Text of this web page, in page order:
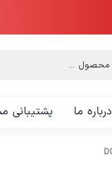
درباره ما پشتیبانی